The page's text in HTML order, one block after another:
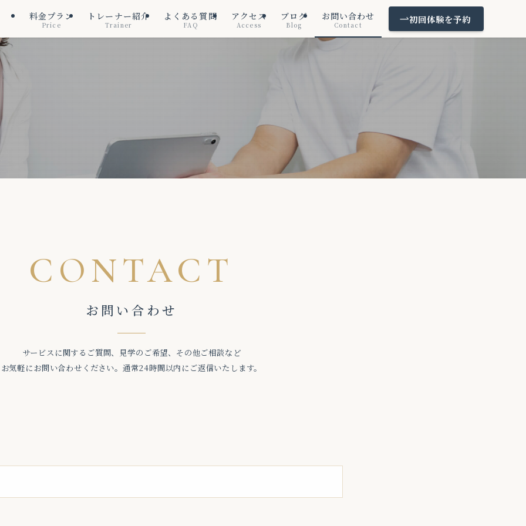
料金プラン
Price
トレーナー紹介
Trainer
よくある質問
FAQ
アクセス
Access
ブログ
Blog
お問い合わせ
Contact 初回体験を予約
CONTACT
お問い合わせ
サービスに関するご質問、見学のご希望、その他ご相談など
お気軽にお問い合わせください。通常24時間以内にご返信いたします。